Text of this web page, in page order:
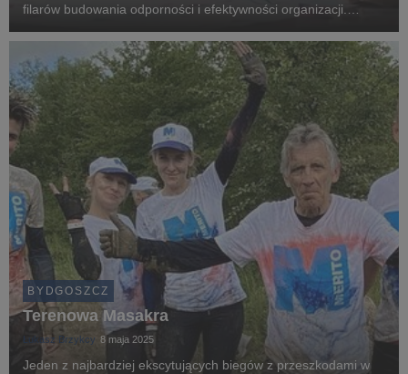
filarów budowania odporności i efektywności organizacji.
kształtowanie kultury organizacyjnej, wellbeing...
BYDGOSZCZ
Terenowa Masakra
Łukasz Brzykcy 8 maja 2025
Jeden z najbardziej ekscytujących biegów z przeszkodami w